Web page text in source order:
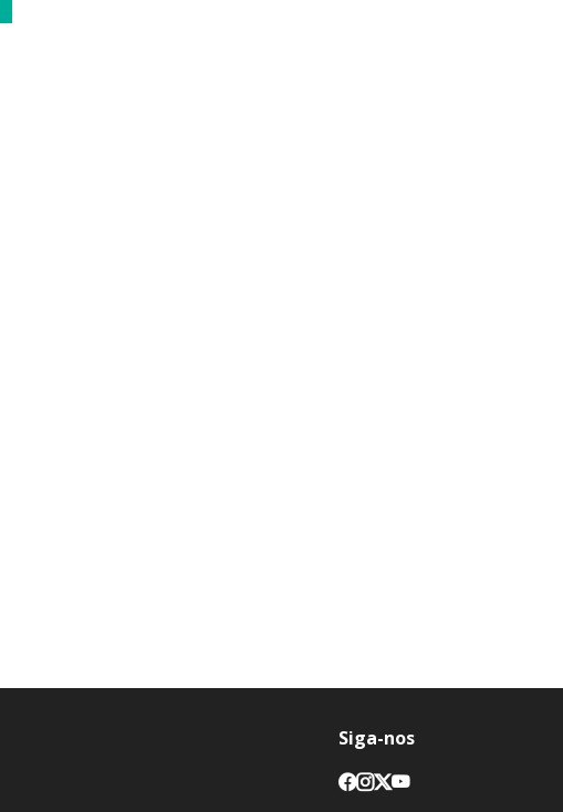
Siga-nos